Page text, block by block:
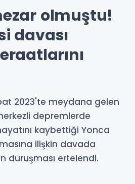
olmuştu!
davası
2023'te meydana gelen
depremlerde
kaybettiği Yonca
ilişkin davada
duruşması ertelendi.